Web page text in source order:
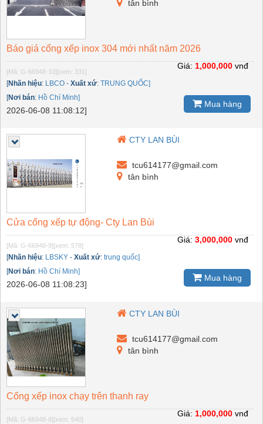
tân bình
Báo giá cổng xếp inox 304 mới nhất năm 2026
[Mã: G-66948-10] [xem: 331]
[Nhãn hiệu: LBCO - Xuất xứ: TRUNG QUỐC]
[Nơi bán: Hồ Chí Minh]
2026-06-08 11:08:12]
Giá: 1,000,000 vnđ
Mua hàng
CTY LAN BÙI
tcu614177@gmail.com
tân bình
Cửa cổng xếp tự động- Cty Lan Bùi
[Mã: G-66948-9] [xem: 578]
[Nhãn hiệu: LBSKY - Xuất xứ: trung quốc]
[Nơi bán: Hồ Chí Minh]
2026-06-08 11:08:23]
Giá: 3,000,000 vnđ
Mua hàng
CTY LAN BÙI
tcu614177@gmail.com
tân bình
Cổng xếp inox chạy trên thanh ray
[Mã: G-66948-8] [xem: 540]
Giá: 1,000,000 vnđ